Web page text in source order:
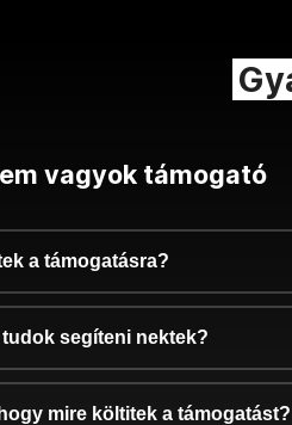
vagyok támogató
a támogatásra?
segíteni nektek?
mire költitek a támogatást?